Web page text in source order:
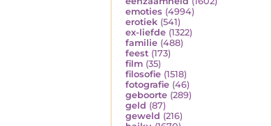
emoties (4994)
erotiek (541)
ex-liefde (1322)
familie (488)
feest (173)
film (35)
filosofie (1518)
fotografie (46)
geboorte (289)
geld (87)
geweld (216)